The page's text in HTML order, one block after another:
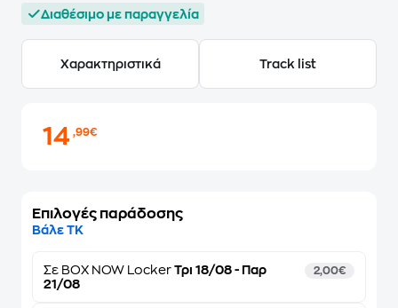
Διαθέσιμο με παραγγελία
Χαρακτηριστικά Track list
14,99€
Επιλογές παράδοσης
Βάλε ΤΚ
Σε BOX NOW Locker Τρι 18/08 - Παρ
21/08
2,00€